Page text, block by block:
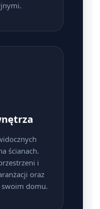
ścianach.
i
oraz
domu.